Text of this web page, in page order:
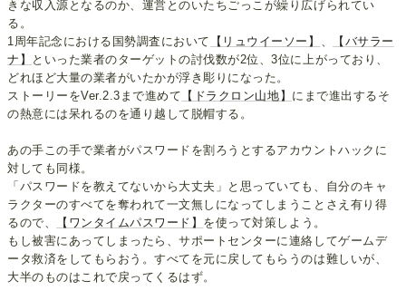
きな収入源となるのか、運営とのいたちごっこが繰り広げられてい
る。
1周年記念における国勢調査において
【リュウイーソー】
【バサラー
ナ】
といった業者のターゲットの討伐数が2位、3位に上がっており、
どれほど大量の業者がいたかが浮き彫りになった。
ストーリーをVer.2.3まで進めて 【ドラクロン山地】 にまで進出するそ
の熱意には呆れるのを通り越して脱帽する。
あの手この手で業者がパスワードを割ろうとするアカウントハックに
対しても同様。
「パスワードを教えてないから大丈夫」と思っていても、自分のキャ
ラクターのすべてを奪われて一文無しになってしまうことさえ有り得
るので、
【ワンタイムパスワード】 を使って対策しよう。
もし被害にあってしまったら、サポートセンターに連絡してゲームデ
ータ救済をしてもらおう。すべてを元に戻してもらうのは難しいが、
大半のものはこれで戻ってくるはず。